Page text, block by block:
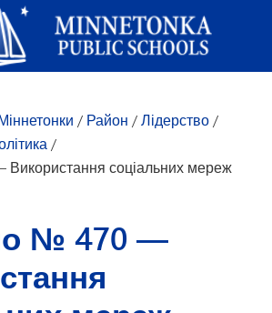
школи Міннетонки
/ Район /Лідерство/
/
соціальних мереж
№ 470 —